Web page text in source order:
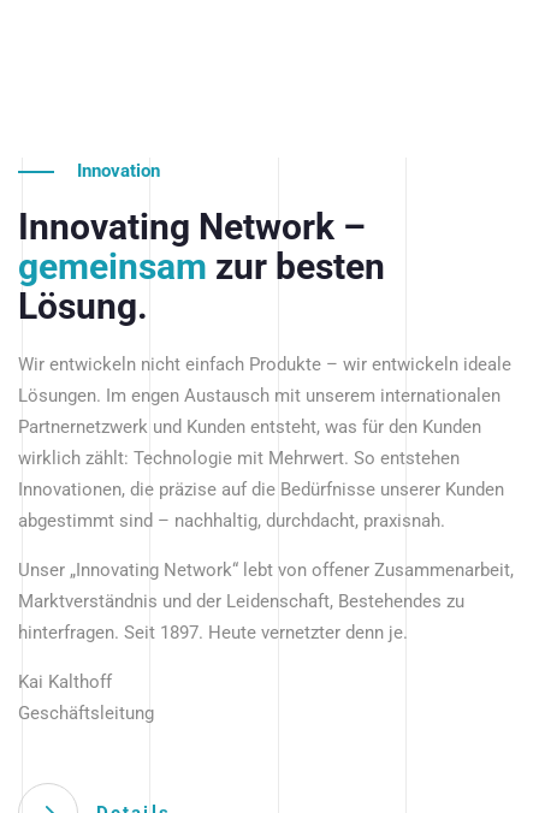
Innovation
Innovating Network –
gemeinsam zur besten
Lösung.
Wir entwickeln nicht einfach Produkte – wir entwickeln ideale
Lösungen. Im engen Austausch mit unserem internationalen
Partnernetzwerk und Kunden entsteht, was für den Kunden
wirklich zählt: Technologie mit Mehrwert. So entstehen
Innovationen, die präzise auf die Bedürfnisse unserer Kunden
abgestimmt sind – nachhaltig, durchdacht, praxisnah.
Unser „Innovating Network“ lebt von offener Zusammenarbeit,
Marktverständnis und der Leidenschaft, Bestehendes zu
hinterfragen. Seit 1897. Heute vernetzter denn je.
Kai Kalthoff
Geschäftsleitung